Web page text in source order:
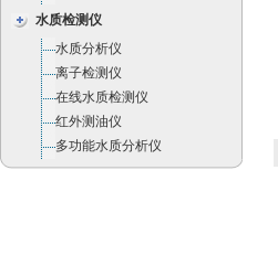
水质检测仪
水质分析仪
离子检测仪
在线水质检测仪
红外测油仪
多功能水质分析仪